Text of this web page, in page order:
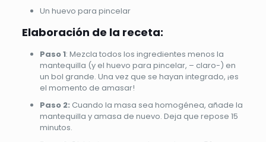
Un huevo para pincelar
Elaboración de la receta:
Paso 1: Mezcla todos los ingredientes menos la
mantequilla (y el huevo para pincelar, – claro-) en
un bol grande. Una vez que se hayan integrado, ¡es
el momento de amasar!
Paso 2: Cuando la masa sea homogénea, añade la
mantequilla y amasa de nuevo. Deja que repose 15
minutos.